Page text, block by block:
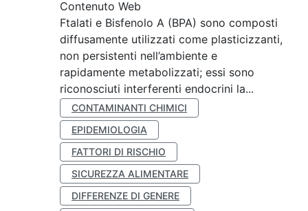
Contenuto Web
Ftalati e Bisfenolo A (BPA) sono composti
diffusamente utilizzati come plasticizzanti,
non persistenti nell’ambiente e
rapidamente metabolizzati; essi sono
riconosciuti interferenti endocrini la...
CONTAMINANTI CHIMICI
EPIDEMIOLOGIA
FATTORI DI RISCHIO
SICUREZZA ALIMENTARE
DIFFERENZE DI GENERE